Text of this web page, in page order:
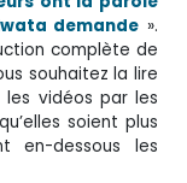
demande ».
complète de
souhaitez la lire
vidéos par les
soient plus
en-dessous les